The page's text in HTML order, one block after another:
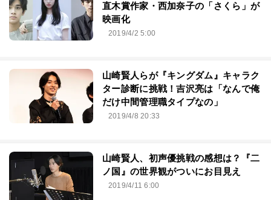
直木賞作家・西加奈子の「さくら」が
映画化
2019/4/2 5:00
山崎賢人らが『キングダム』キャラク
ター診断に挑戦！吉沢亮は「なんで俺
だけ中間管理職タイプなの」
2019/4/8 20:33
山崎賢人、初声優挑戦の感想は？『二
ノ国』の世界観がついにお目見え
2019/4/11 6:00